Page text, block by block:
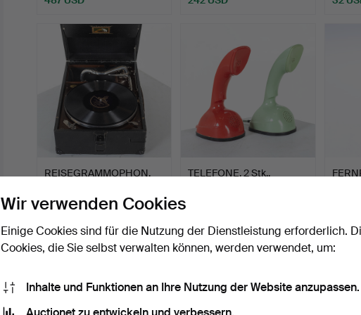
REISEGRAMMOPHON,
Beendet 10. Jun 2026
37 USD
TELEFONE, 2 Stk.,
32 USD 43
Wir verwenden Cookies
Einige Cookies sind für die Nutzung der Dienstleistung erforderlich.
Cookies, die Sie selbst verwalten können, werden verwendet, um:
Inhalte und Funktionen an Ihre Nutzung der Website anzupassen.